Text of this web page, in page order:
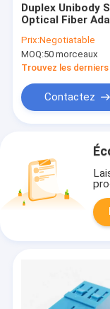
Duplex Unibody
Optical Fiber
de LC/UPC
Prix:Negotiatable
MOQ:50 morceaux
Trouvez les
Contactez